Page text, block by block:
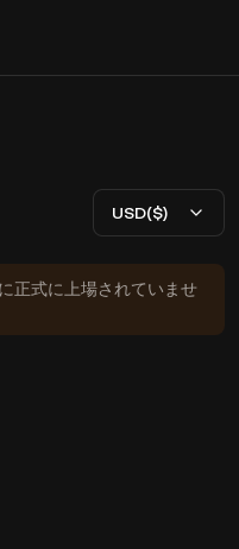
USD($)
正式に上場されていませ